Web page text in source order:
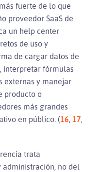
fuerte de lo que
proveedor SaaS de
un help center
de uso y
de cargar datos de
interpretar fórmulas
externas y manejar
producto o
más grandes
en público. (16, 17,
trata
no del